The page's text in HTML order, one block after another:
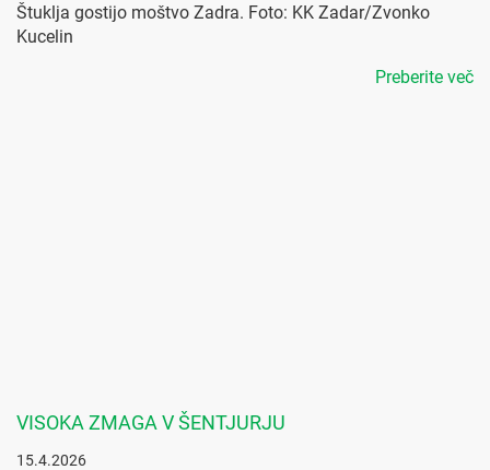
Štuklja gostijo moštvo Zadra. Foto: KK Zadar/Zvonko
Kucelin
Preberite več
VISOKA ZMAGA V ŠENTJURJU
15.4.2026